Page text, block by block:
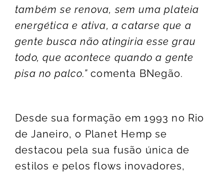
também se renova, sem uma plateia
energética e ativa, a catarse que a
gente busca não atingiria esse grau
todo, que acontece quando a gente
pisa no palco.”comenta BNegão.
Desde sua formação em 1993 no Rio
de Janeiro, o Planet Hemp se
destacou pela sua fusão única de
estilos e pelos flows inovadores,